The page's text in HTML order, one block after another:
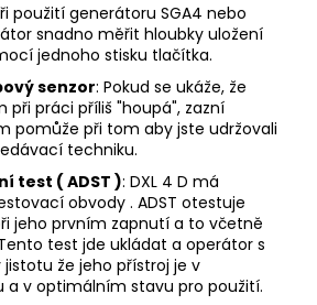
použití generátoru SGA4 nebo
snadno měřit hloubky uložení
jednoho stisku tlačítka.
senzor: Pokud se ukáže, že
při práci příliš "houpá", zazní
pomůže při tom aby jste udržovali
techniku.
test ( ADST ): DXL 4 D má
obvody . ADST otestuje
jeho prvním zapnutí a to včetně
test jde ukládat a operátor s
že jeho přístroj je v
a v optimálním stavu pro použití.